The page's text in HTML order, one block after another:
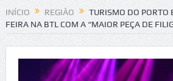
de trânsito no IC2 em Alcobaça Igreja
INÍCIO REGIÃO
TURISMO DO PORTO
FEIRA NA BTL COM A “MAIOR PEÇA DE